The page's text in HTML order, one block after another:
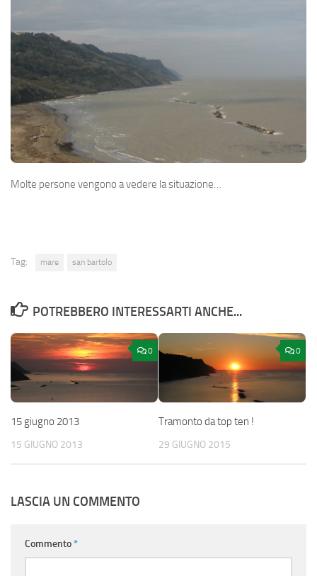
Molte persone vengono a vedere la situazione…
Tag: mare san bartolo
POTREBBERO INTERESSARTI ANCHE...
0
15 giugno 2013
15 GIUGNO 2013
0
Tramonto da top ten !
29 GIUGNO 2015
LASCIA UN COMMENTO
Commento*